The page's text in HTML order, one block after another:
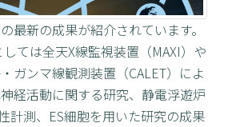
最新の成果が紹介されています。
ては全天X線監視装置（MAXI）や
ガンマ線観測装置（CALET）によ
経活動に関する研究、静電浮遊炉
計測、ES細胞を用いた研究の成果